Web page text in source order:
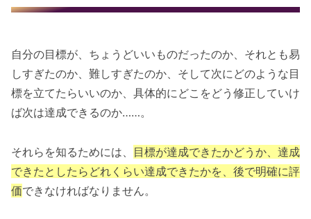
自分の目標が、ちょうどいいものだったのか、それとも易
しすぎたのか、難しすぎたのか、そして次にどのような目
標を立てたらいいのか、具体的にどこをどう修正していけ
ば次は達成できるのか……。
それらを知るためには、 目標が達成できたかどうか、達成
できたとしたらどれくらい達成できたかを、後で明確に評
価できなければなりません。